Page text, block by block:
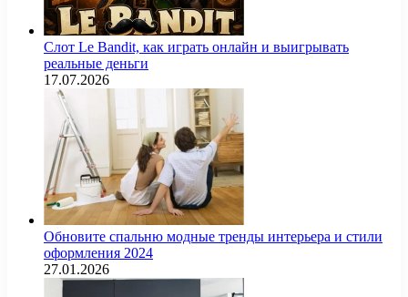
Слот Le Bandit, как играть онлайн и выигрывать
реальные деньги
17.07.2026
Обновите спальню модные тренды интерьера и стили
оформления 2024
27.01.2026